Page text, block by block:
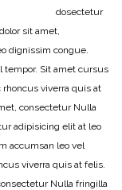
dosectetur
sit amet,
dignissim congue.
tempor. Sit amet cursus
viverra quis at
consectetur Nulla
adipisicing elit at leo
accumsan leo vel
viverra quis at felis.
Nulla fringilla